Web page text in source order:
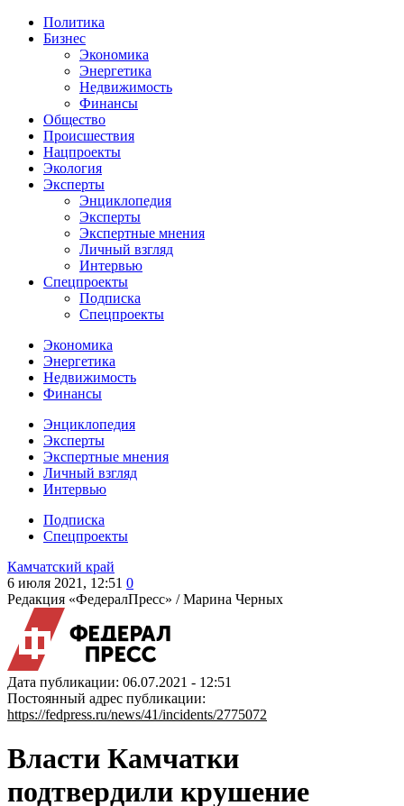
Политика
Бизнес
Экономика
Энергетика
Недвижимость
Финансы
Общество
Происшествия
Нацпроекты
Экология
Эксперты
Энциклопедия
Эксперты
Экспертные мнения
Личный взгляд
Интервью
Спецпроекты
Подписка
Спецпроекты
Экономика
Энергетика
Недвижимость
Финансы
Энциклопедия
Эксперты
Экспертные мнения
Личный взгляд
Интервью
Подписка
Спецпроекты
Камчатский край
6 июля 2021, 12:51 0
Редакция «ФедералПресс» /Марина Черных
Дата публикации: 06.07.2021 - 12:51
Постоянный адрес публикации:
https://fedpress.ru/news/41/incidents/2775072
Власти Камчатки
подтвердили крушение